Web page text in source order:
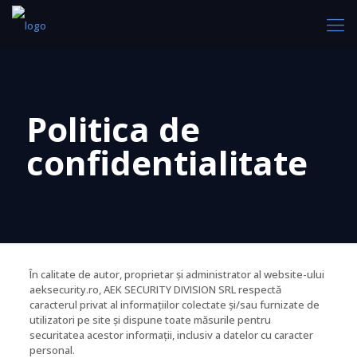
Politica de
confidentialitate
În calitate de autor, proprietar și administrator al website-ului
aeksecurity.ro, AEK SECURITY DIVISION SRL respectă
caracterul privat al informațiilor colectate și/sau furnizate de
utilizatori pe site și dispune toate măsurile pentru
securitatea acestor informații, inclusiv a datelor cu caracter
personal.